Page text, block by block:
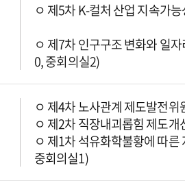
ㅇ 제5차 K-컬처 산업 지속가
ㅇ 제7차 인구구조 변화와 일
0, 중회의실2)
ㅇ 제4차 노사관계 제도발전
ㅇ 제2차 직장내괴롭힘 제도
ㅇ 제1차 석유화학불황에 따
중회의실1)